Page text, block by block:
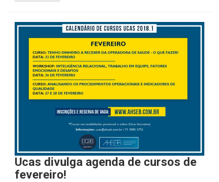
Ucas divulga agenda de cursos de
fevereiro!